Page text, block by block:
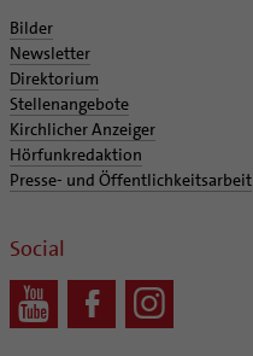
Bilder
Newsletter
Direktorium
Stellenangebote
Kirchlicher Anzeiger
Hörfunkredaktion
Presse- und Öffentlichkeitsarbeit
Social